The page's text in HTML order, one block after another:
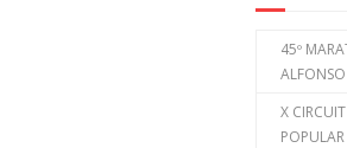
45º
X
POPULAR